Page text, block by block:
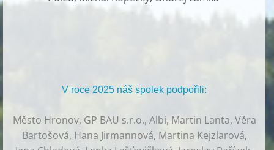
V roce 2025 náš spolek podpořili:
Město Hronov, GP BAU s.r.o., Albi, Martin Lanta, Věra
Bartošová, Hana Jirmannová, Martina Kejzlarová,